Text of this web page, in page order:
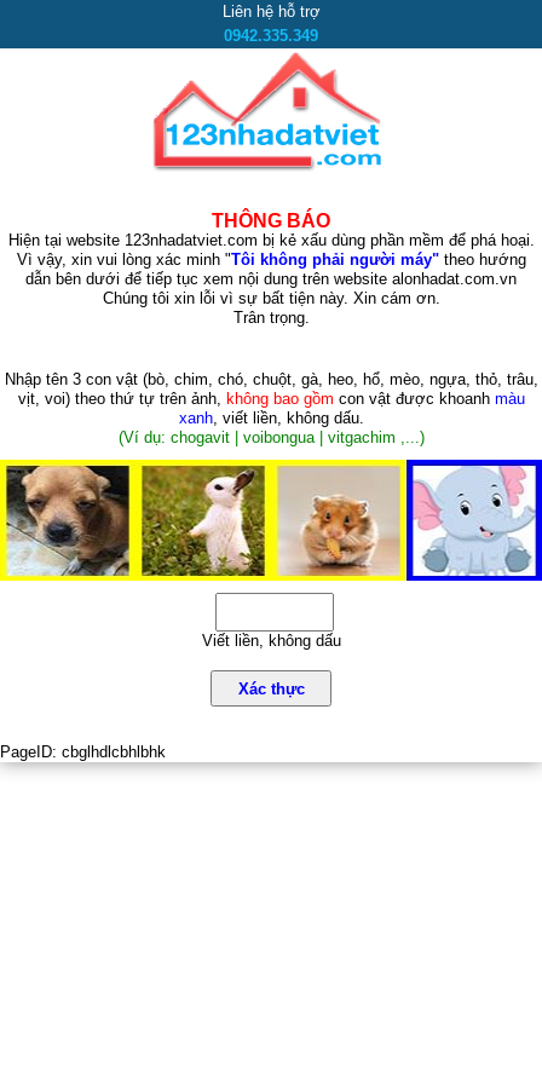
Liên hệ hỗ trợ
0942.335.349
THÔNG BÁO
Hiện tại website 123nhadatviet.com bị kẻ xấu dùng phần mềm để phá hoại.
Vì vậy, xin vui lòng xác minh "Tôi không phải người máy"theo hướng
dẫn bên dưới để tiếp tục xem nội dung trên website alonhadat.com.vn
Chúng tôi xin lỗi vì sự bất tiện này. Xin cám ơn.
Trân trọng.
Nhập tên 3 con vật (bò, chim, chó, chuột, gà, heo, hổ, mèo, ngựa, thỏ, trâu,
vịt, voi)theo thứ tự trên ảnh, không bao gồm con vật được khoanh màu
xanh, viết liền, không dấu.
(Ví dụ: chogavit | voibongua | vitgachim ,...)
Viết liền, không dấu
Xác thực
PageID: cbglhdlcbhlbhk